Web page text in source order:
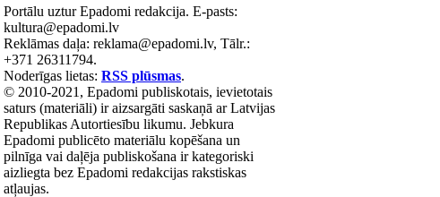
Portālu uztur Epadomi redakcija. E-pasts:
kultura@epadomi.lv
Reklāmas daļa: reklama@epadomi.lv, Tālr.:
+371 26311794.
Noderīgas lietas: RSS plūsmas.
© 2010-2021, Epadomi publiskotais, ievietotais
saturs (materiāli) ir aizsargāti saskaņā ar Latvijas
Republikas Autortiesību likumu. Jebkura
Epadomi publicēto materiālu kopēšana un
pilnīga vai daļēja publiskošana ir kategoriski
aizliegta bez Epadomi redakcijas rakstiskas
atļaujas.